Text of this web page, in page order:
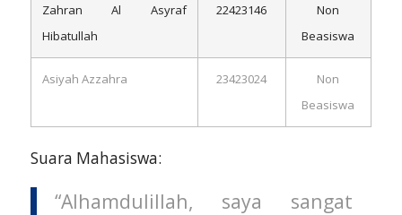
Zahran Al Asyraf
Hibatullah
22423146
Non
Beasiswa
Asiyah Azzahra 23423024
Non
Beasiswa
Suara Mahasiswa:
“Alhamdulillah, saya sangat